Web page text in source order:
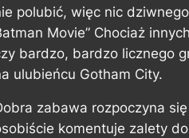
polubić, więc nic
Movie” Chociaż
bardzo, bardzo licznego
ulubieńcu Gotham City.
zabawa rozpoczyna
komentuje zalety